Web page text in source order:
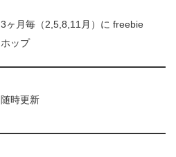
3ヶ月毎（2,5,8,11月）に freebie
ホップ
随時更新